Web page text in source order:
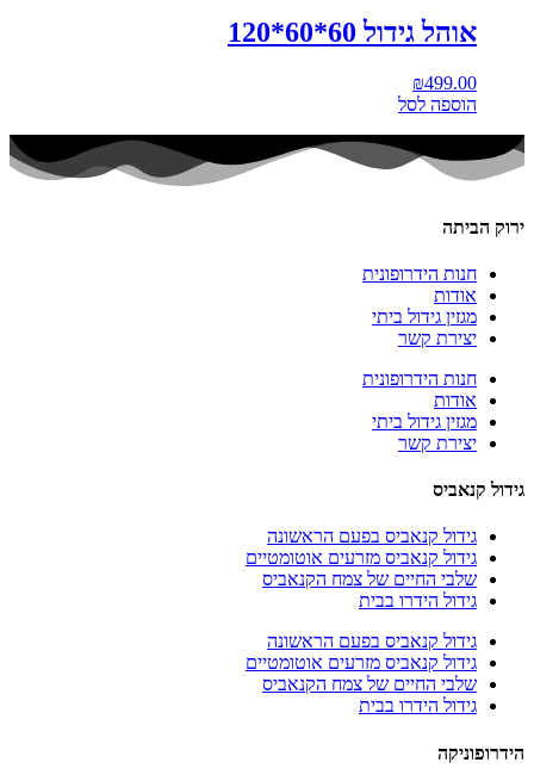
אוהל גידול 60*60*120
₪499.00
הוספה לסל
ירוק הביתה
חנות הידרופונית
אודות
מגזין גידול ביתי
יצירת קשר
חנות הידרופונית
אודות
מגזין גידול ביתי
יצירת קשר
גידול קנאביס
גידול קנאביס בפעם הראשונה
גידול קנאביס מזרעים אוטומטיים
שלבי החיים של צמח הקנאביס
גידול הידרו בבית
גידול קנאביס בפעם הראשונה
גידול קנאביס מזרעים אוטומטיים
שלבי החיים של צמח הקנאביס
גידול הידרו בבית
הידרופוניקה